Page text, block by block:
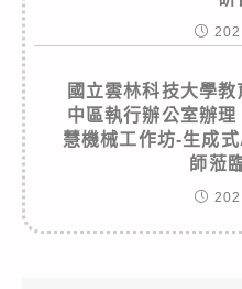
國立雲林科技大學
中區執行辦公室辦
慧機械工作坊-生成
師蒞